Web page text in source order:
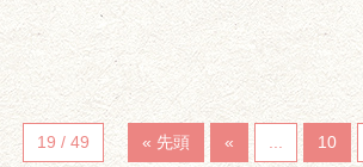
19 / 49 « 先頭 « ... 10